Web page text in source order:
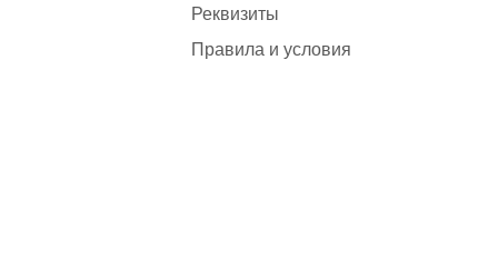
Реквизиты
Правила и условия